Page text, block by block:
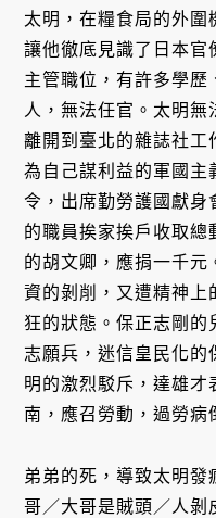
太明，在糧食局的外圍
讓他徹底見識了日本官
主管職位，有許多學歷
人，無法任官。太明
離開到臺北的雜誌社工
為自己謀利益的軍國主
令，出席勤勞護國獻身
的職員挨家挨戶收取總
的胡文卿，應捐一千元
資的剝削，又遭精神上
狂的狀態。保正志剛的
志願兵，迷信皇民化的
明的激烈駁斥，達雄才
南，應召勞動，過勞病
弟弟的死，導致太明發
哥／大哥是賊頭／人剝